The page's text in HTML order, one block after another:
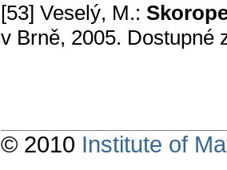
[53] Veselý, M.:
v Brně, 2005. Dostupné
© 2010 Institute of